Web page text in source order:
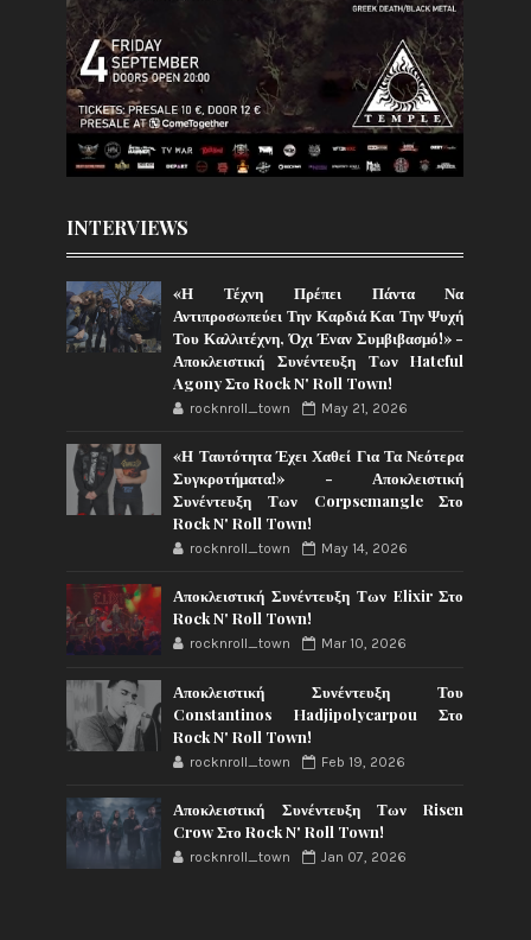
INTERVIEWS
«Η Τέχνη Πρέπει Πάντα Να
Αντιπροσωπεύει Την Καρδιά Και Την Ψυχή
Του Καλλιτέχνη, Όχι Έναν Συμβιβασμό!» -
Αποκλειστική Συνέντευξη Των Hateful
Agony Στο Rock N' Roll Town!
rocknroll_town May 21, 2026
«Η Ταυτότητα Έχει Χαθεί Για Τα Νεότερα
Συγκροτήματα!» - Αποκλειστική
Συνέντευξη Των Corpsemangle Στο
Rock N' Roll Town!
rocknroll_town May 14, 2026
Αποκλειστική Συνέντευξη Των Elixir Στο
Rock N' Roll Town!
rocknroll_town Mar 10, 2026
Αποκλειστική Συνέντευξη Του
Constantinos Hadjipolycarpou Στο
Rock N' Roll Town!
rocknroll_town Feb 19, 2026
Αποκλειστική Συνέντευξη Των Risen
Crow Στο Rock N' Roll Town!
rocknroll_town Jan 07, 2026